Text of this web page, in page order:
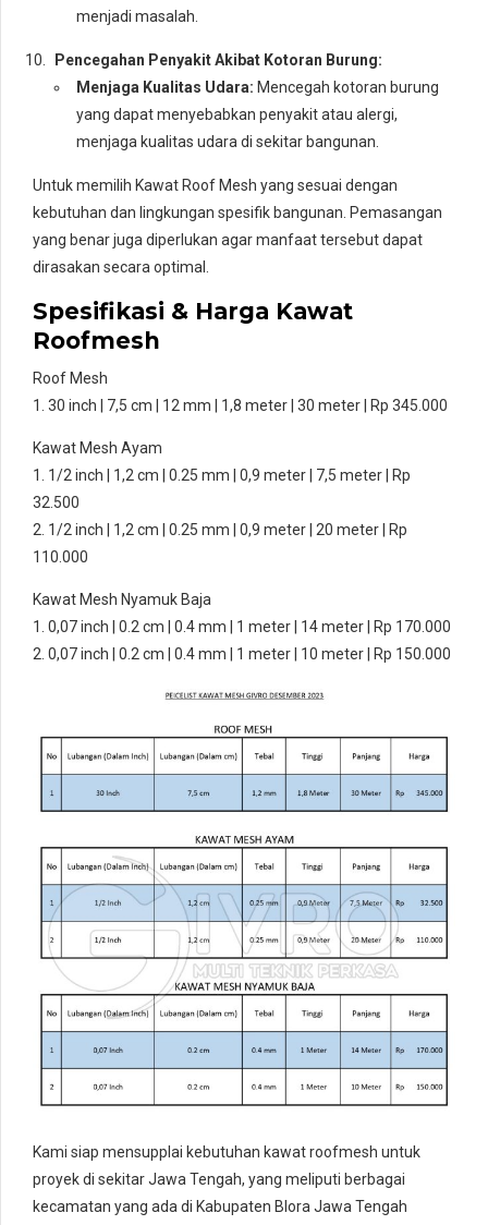
menjadi masalah.
Pencegahan Penyakit Akibat Kotoran Burung:
Menjaga Kualitas Udara: Mencegah kotoran burung
yang dapat menyebabkan penyakit atau alergi,
menjaga kualitas udara di sekitar bangunan.
Untuk memilih Kawat Roof Mesh yang sesuai dengan
kebutuhan dan lingkungan spesifik bangunan. Pemasangan
yang benar juga diperlukan agar manfaat tersebut dapat
dirasakan secara optimal.
Spesifikasi & Harga Kawat
Roofmesh
Roof Mesh
1. 30 inch | 7,5 cm | 12 mm | 1,8 meter | 30 meter | Rp 345.000
Kawat Mesh Ayam
1. 1/2 inch | 1,2 cm | 0.25 mm | 0,9 meter | 7,5 meter | Rp
32.500
2. 1/2 inch | 1,2 cm | 0.25 mm | 0,9 meter | 20 meter | Rp
110.000
Kawat Mesh Nyamuk Baja
1. 0,07 inch | 0.2 cm | 0.4 mm | 1 meter | 14 meter | Rp 170.000
2. 0,07 inch | 0.2 cm | 0.4 mm | 1 meter | 10 meter | Rp 150.000
Kami siap mensupplai kebutuhan kawat roofmesh untuk
proyek di sekitar Jawa Tengah, yang meliputi berbagai
kecamatan yang ada di Kabupaten Blora Jawa Tengah